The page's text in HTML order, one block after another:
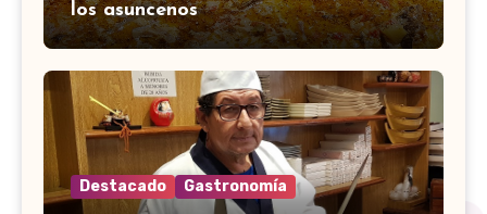
los asuncenos
Destacado Gastronomía